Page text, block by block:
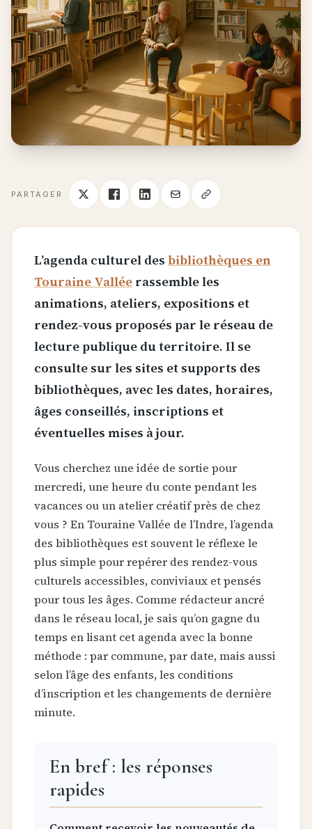
PARTAGER
L’agenda culturel des bibliothèques en
Touraine Vallée rassemble les
animations, ateliers, expositions et
rendez-vous proposés par le réseau de
lecture publique du territoire. Il se
consulte sur les sites et supports des
bibliothèques, avec les dates, horaires,
âges conseillés, inscriptions et
éventuelles mises à jour.
Vous cherchez une idée de sortie pour
mercredi, une heure du conte pendant les
vacances ou un atelier créatif près de chez
vous ? En Touraine Vallée de l’Indre, l’agenda
des bibliothèques est souvent le réflexe le
plus simple pour repérer des rendez-vous
culturels accessibles, conviviaux et pensés
pour tous les âges. Comme rédacteur ancré
dans le réseau local, je sais qu’on gagne du
temps en lisant cet agenda avec la bonne
méthode : par commune, par date, mais aussi
selon l’âge des enfants, les conditions
d’inscription et les changements de dernière
minute.
En bref : les réponses
rapides